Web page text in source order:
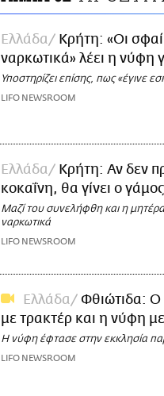
Ελλάδα
Κρήτη: «Οι
ναρκωτικά» λέει η νύφη
Υποστηρίζει επίσης, πως «έγινε
LIFO NEWSROOM
Ελλάδα
Κρήτη: Αν δεν
κοκαΐνη, θα γίνει ο
Μαζί του συνελήφθη και η
ναρκωτικά
LIFO NEWSROOM
Ελλάδα
Φθιώτιδα: Ο
με τρακτέρ και η νύφη
Η νύφη έφτασε στην εκκλησία
LIFO NEWSROOM